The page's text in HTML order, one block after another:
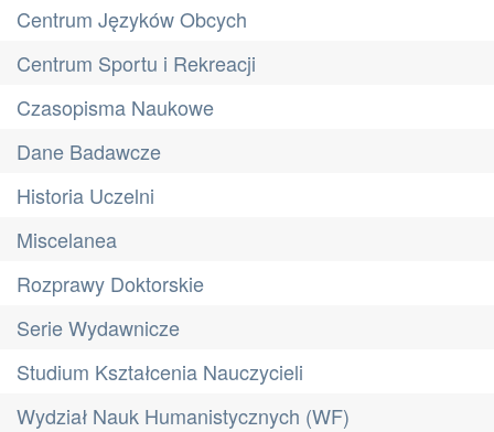
Centrum Języków Obcych
Centrum Sportu i Rekreacji
Czasopisma Naukowe
Dane Badawcze
Historia Uczelni
Miscelanea
Rozprawy Doktorskie
Serie Wydawnicze
Studium Kształcenia Nauczycieli
Wydział Nauk Humanistycznych (WF)